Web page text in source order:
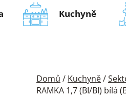
Kuchyně
Domů / Kuchyně/
RAMKA 1,7 (BI/BI) bílá